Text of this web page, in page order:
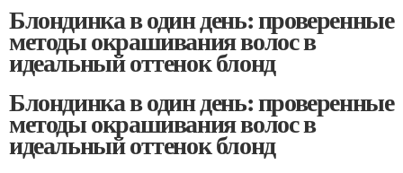
Блондинка в один день: проверенные
методы окрашивания волос в
идеальный оттенок блонд
Блондинка в один день: проверенные
методы окрашивания волос в
идеальный оттенок блонд